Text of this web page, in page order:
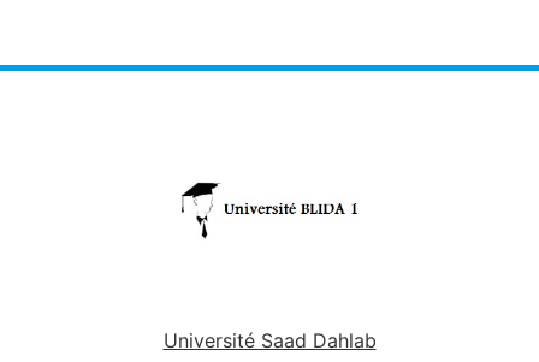
Université Saad Dahlab